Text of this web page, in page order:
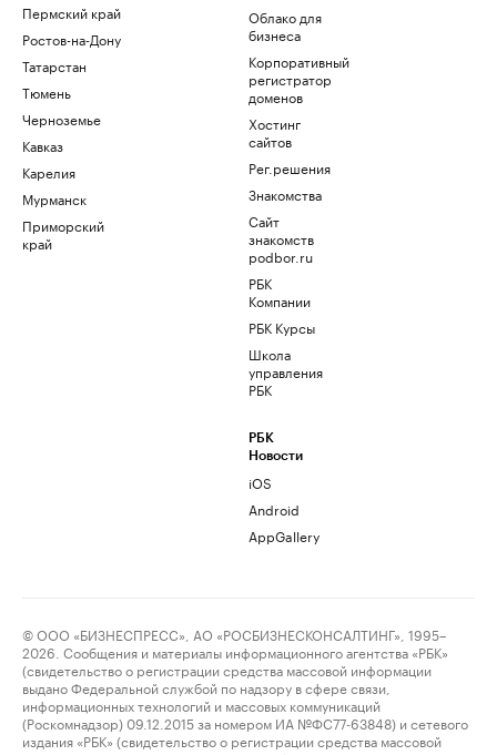
Пермский край
Ростов-на-Дону
Татарстан
Тюмень
Черноземье
Кавказ
Карелия
Мурманск
Приморский
край
Облако для
бизнеса
Корпоративный
регистратор
доменов
Хостинг
сайтов
Рег.решения
Знакомства
Сайт
знакомств
podbor.ru
РБК
Компании
РБК Курсы
Школа
управления
РБК
РБК
Новости
iOS
Android
AppGallery
© ООО «БИЗНЕСПРЕСС», АО «РОСБИЗНЕСКОНСАЛТИНГ», 1995–
2026. Сообщения и материалы информационного агентства «РБК»
(свидетельство о регистрации средства массовой информации
выдано Федеральной службой по надзору в сфере связи,
информационных технологий и массовых коммуникаций
(Роскомнадзор) 09.12.2015 за номером ИА №ФС77-63848) и сетевого
издания «РБК» (свидетельство о регистрации средства массовой